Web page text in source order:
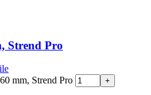
Strend Pro
mm, Strend Pro